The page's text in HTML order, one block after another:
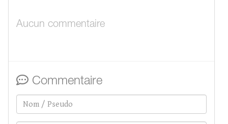
Aucun commentaire
Commentaire